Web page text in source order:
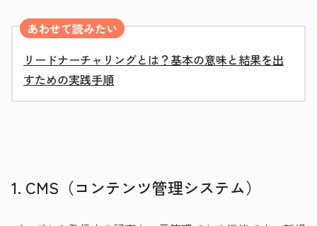
あわせて読みたい
リードナーチャリングとは？基本の意味と結果を出
すための実践手順
1. CMS（コンテンツ管理システム）